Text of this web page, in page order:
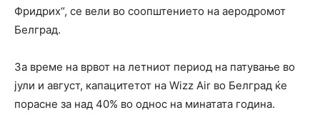
Фридрих“, се вели во соопштението на аеродромот
Белград.
За време на врвот на летниот период на патување во
јули и август, капацитетот на Wizz Air во Белград ќе
порасне за над 40% во однос на минатата година.